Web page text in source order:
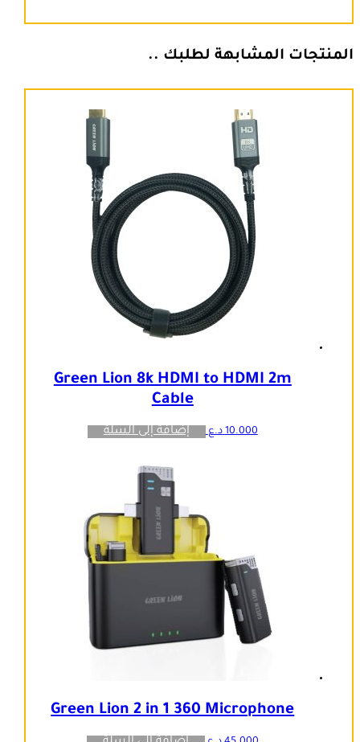
المنتجات المشابهة لطلبك ..
Green Lion 8k HDMI to HDMI 2m
Cable
10.000 د.ع إضافة إلى السلة
Green Lion 2 in 1 360 Microphone